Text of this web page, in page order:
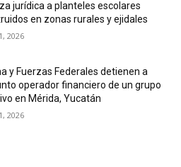
jurídica a planteles escolares
en zonas rurales y ejidales
2026
y Fuerzas Federales detienen a
operador financiero de un grupo
en Mérida, Yucatán
2026